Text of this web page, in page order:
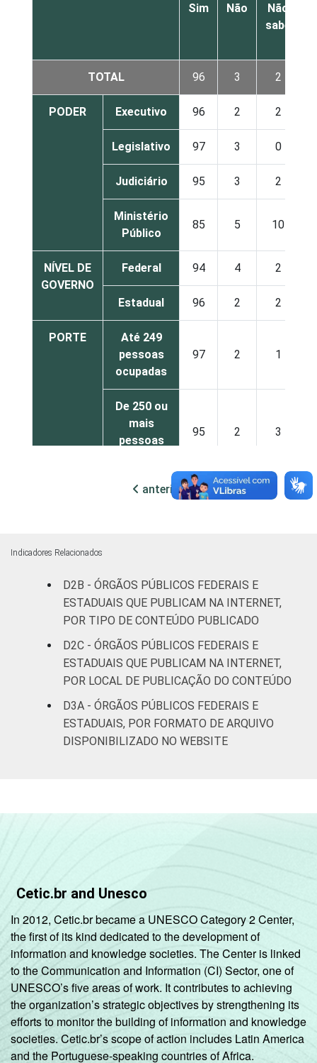
Sim Não
Não
sabe
TOTAL 96 3 2
PODER Executivo 96 2 2
Legislativo 97 3 0
Judiciário 95 3 2
Ministério
Público
85 5 10
NÍVEL DE
GOVERNO
Federal 94 4 2
Estadual 96 2 2
PORTE
Até 249
pessoas
ocupadas
97 2 1
De 250 ou
mais
pessoas
95 2 3
Não
90 10 0
Fonte: CGI.br/NIC.br, Centro Regional de
Sociedade da Informação (Cetic.br),
Pesquisa sobre o uso das tecnologias de
informação e comunicação no setor público
anterior próxima
Indicadores Relacionados
D2B - ÓRGÃOS PÚBLICOS FEDERAIS E
ESTADUAIS QUE PUBLICAM NA INTERNET,
POR TIPO DE CONTEÚDO PUBLICADO
D2C - ÓRGÃOS PÚBLICOS FEDERAIS E
ESTADUAIS QUE PUBLICAM NA INTERNET,
POR LOCAL DE PUBLICAÇÃO DO CONTEÚDO
D3A - ÓRGÃOS PÚBLICOS FEDERAIS E
ESTADUAIS, POR FORMATO DE ARQUIVO
DISPONIBILIZADO NO WEBSITE
Cetic.br and Unesco
In 2012, Cetic.br became a UNESCO Category 2 Center,
the first of its kind dedicated to the development of
information and knowledge societies. The Center is linked
to the Communication and Information (CI) Sector, one of
UNESCO’s five areas of work. It contributes to achieving
the organization’s strategic objectives by strengthening its
efforts to monitor the building of information and knowledge
societies. Cetic.br’s scope of action includes Latin America
and the Portuguese-speaking countries of Africa.